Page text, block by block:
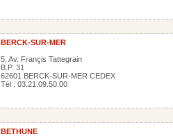
BERCK-SUR-MER
5, Av. Françis Tattegrain
B.P. 31
62601 BERCK-SUR-MER CEDEX
Tél : 03.21.09.50.00
BETHUNE